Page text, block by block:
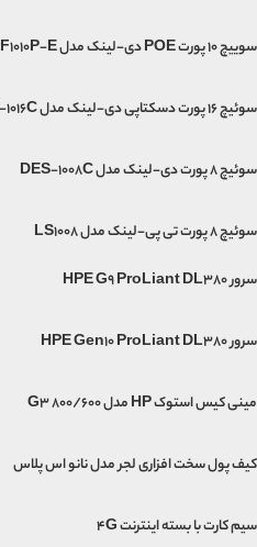
سوییچ 10 پورت POE دی-لینک مدل DGS-F1010P-E
سوئیچ 16 پورت دسکتاپی دی-لینک مدل DGS-1016C
سوئیچ 8 پورت دی-لینک مدل DES-1008C
سوئیچ ۸ پورت تی پی-لینک مدل LS1008
سرور HPE G9 ProLiant DL380
سرور HPE Gen10 ProLiant DL380
مینی‌ کیس استوک HP مدل G3 800/600
کیف پول سخت افزاری لجر مدل نانو اس پلاس
سیم کارت با بسته اینترنت 4G